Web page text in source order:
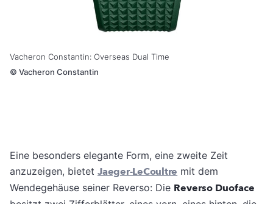
Vacheron Constantin: Overseas Dual Time
© Vacheron Constantin
Eine besonders elegante Form, eine zweite Zeit
anzuzeigen, bietet Jaeger-LeCoultre mit dem
Wendegehäuse seiner Reverso: Die Reverso Duoface